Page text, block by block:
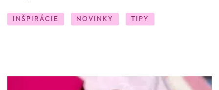
INŠPIRÁCIE NOVINKY TIPY